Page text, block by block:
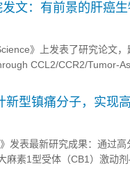
文：有前景的肝癌
》上发表了研究论文，
CCL2/CCR2/Tumor-
型镇痛分子，实现
发表最新研究成果：通过高
麻素1型受体（CB1）激动